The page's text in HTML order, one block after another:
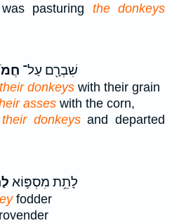
pasturing the donkeys
שִׁבְרָ֖ם עַל־
their donkeys with their grain
asses with the corn,
their donkeysand departed
לָתֵ֥ת מִסְפּ֛וֹא
fodder